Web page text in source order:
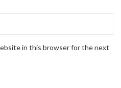
in this browser for the next